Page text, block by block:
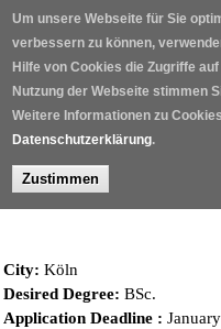
Um unsere Webseite für Sie
verbessern zu können,
Hilfe von Cookies die Zugriffe
Nutzung der Webseite stimmen
Weitere Informationen zu
Datenschutzerklärung.
Zustimmen
Skip to main content
Home /
City: Köln
Desired Degree: BSc.
Application Deadline :